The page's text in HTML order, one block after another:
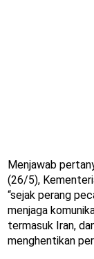
Menjawab
(26/5),
“sejak perang
menjaga
termasuk Iran,
menghentikan